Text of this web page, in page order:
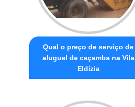
Qual o preço de serviço de
aluguel de caçamba na Vila
Eldízia